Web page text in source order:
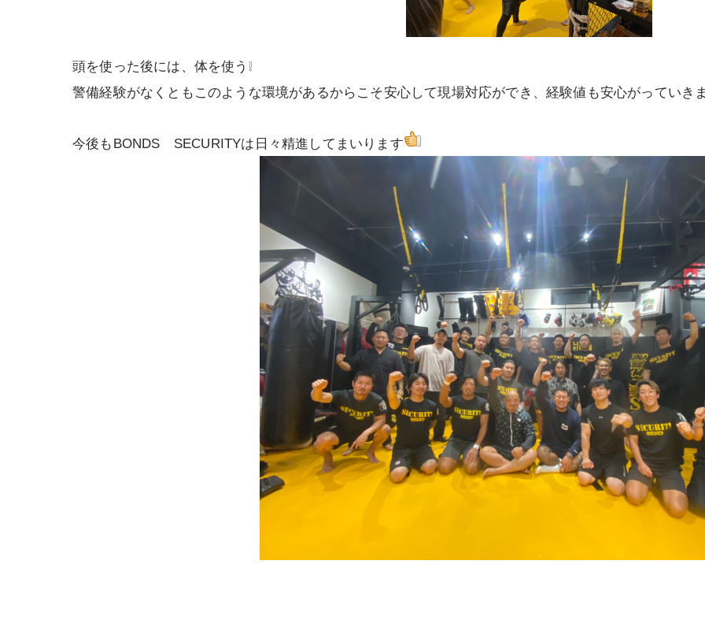
頭を使った後には、体を使う❕
警備経験がなくともこのような環境があるからこそ安心して現場対応ができ、経験値も安心がっていき
今後もBONDS SECURITYは日々精進してまいります